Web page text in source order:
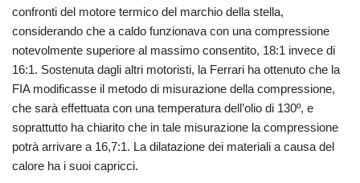
confronti del motore termico del marchio della stella,
considerando che a caldo funzionava con una compressione
notevolmente superiore al massimo consentito, 18:1 invece di
16:1. Sostenuta dagli altri motoristi, la Ferrari ha ottenuto che la
FIA modificasse il metodo di misurazione della compressione,
che sarà effettuata con una temperatura dell’olio di 130º, e
soprattutto ha chiarito che in tale misurazione la compressione
potrà arrivare a 16,7:1. La dilatazione dei materiali a causa del
calore ha i suoi capricci.